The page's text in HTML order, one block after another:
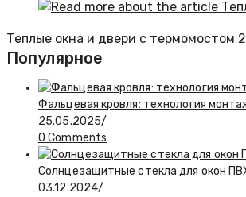
Теплые окна и двери с термомостом
Популярное
Фальцевая кровля: технология
25.05.2025/
0 Comments
Солнцезащитные стекла для окон
03.12.2024/